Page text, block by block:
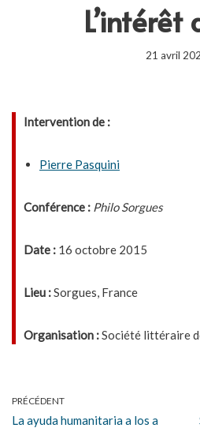
L’intérêt
21 avril
Intervention de :
Pierre Pasquini
Conférence : Philo Sorgues
Date : 16 octobre 2015
Lieu :Sorgues, France
Organisation :Société littéraire
PRÉCÉDENT
La ayuda humanitaria a los a